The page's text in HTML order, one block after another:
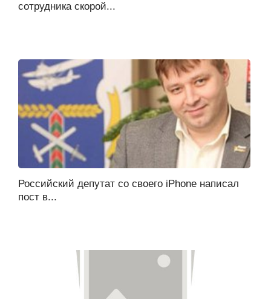
сотрудника скорой...
Российский депутат со своего iPhone написал
пост в...